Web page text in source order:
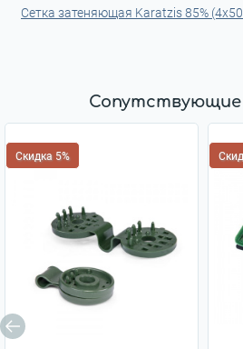
Cетка затеняющая Karatzis 85%
Скидка 5%